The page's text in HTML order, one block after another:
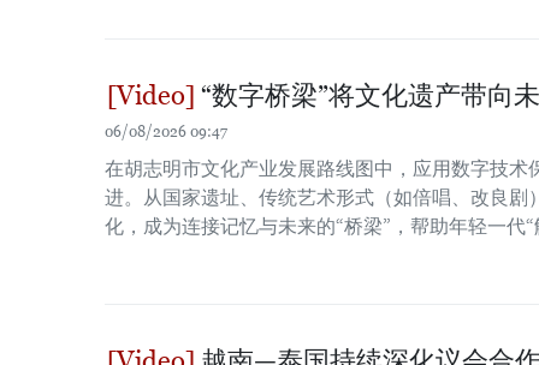
“数字桥梁”将文化遗产带向
06/08/2026 09:47
在胡志明市文化产业发展路线图中，应用数字技术
进。从国家遗址、传统艺术形式（如倍唱、改良剧
化，成为连接记忆与未来的“桥梁”，帮助年轻一代